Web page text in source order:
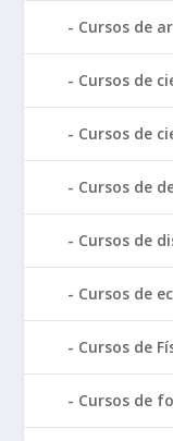
Cursos de
Cursos de
Cursos de
Cursos de
Cursos de
Cursos de
Cursos de
Cursos de